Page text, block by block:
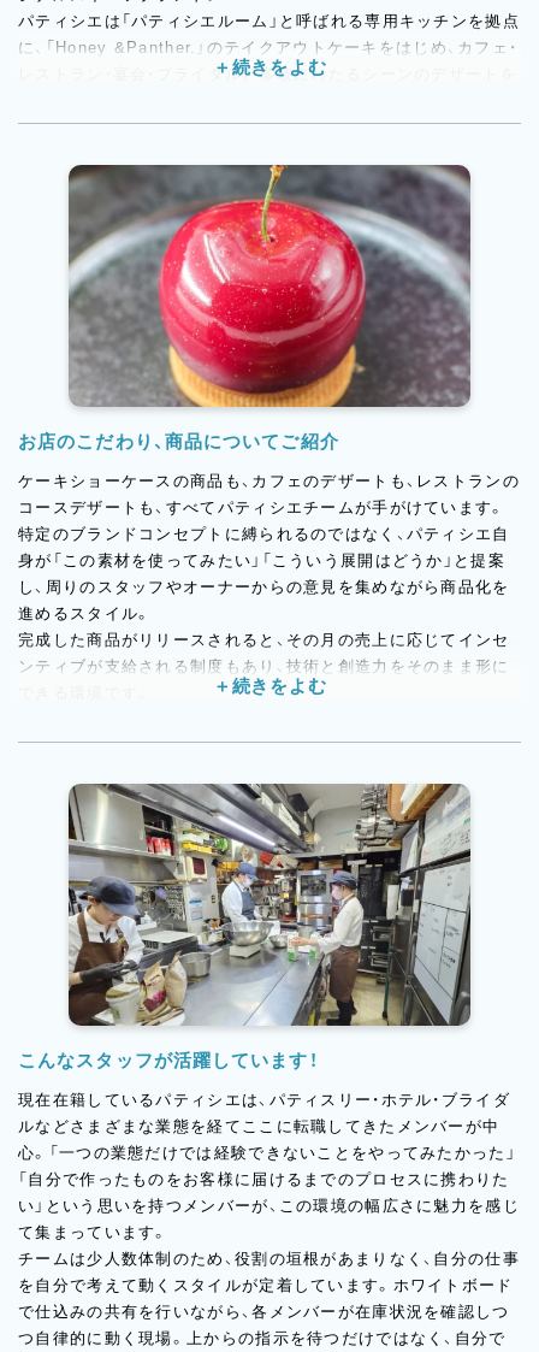
パティシエは「パティシエルーム」と呼ばれる専用キッチンを拠点
に、「Honey &Panther.」のテイクアウトケーキをはじめ、カフェ・
レストラン・宴会・ブライダルと多岐にわたるシーンのデザートを
さが、この職場の大きな特徴のひとつ。パティシエが「施設の顔と
的な成長においても大きなやりがいになっています。
お店のこだわり、商品についてご紹介
ケーキショーケースの商品も、カフェのデザートも、レストランの
コースデザートも、すべてパティシエチームが手がけています。
特定のブランドコンセプトに縛られるのではなく、パティシエ自
身が「この素材を使ってみたい」「こういう展開はどうか」と提案
し、周りのスタッフやオーナーからの意見を集めながら商品化を
進めるスタイル。
完成した商品がリリースされると、その月の売上に応じてインセ
ンティブが支給される制度もあり、技術と創造力をそのまま形に
ケーキも手がける機会があり、パティスリーの日常業務とは一味
こんなスタッフが活躍しています！
現在在籍しているパティシエは、パティスリー・ホテル・ブライダ
ルなどさまざまな業態を経てここに転職してきたメンバーが中
心。「一つの業態だけでは経験できないことをやってみたかった」
「自分で作ったものをお客様に届けるまでのプロセスに携わりた
い」という思いを持つメンバーが、この環境の幅広さに魅力を感じ
て集まっています。
チームは少人数体制のため、役割の垣根があまりなく、自分の仕事
を自分で考えて動くスタイルが定着しています。ホワイトボード
で仕込みの共有を行いながら、各メンバーが在庫状況を確認しつ
つ自律的に動く現場。上からの指示を待つだけではなく、自分で